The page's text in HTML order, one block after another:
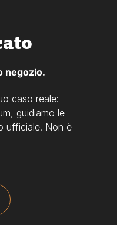
negozio.
caso reale:
guidiamo le
ufficiale. Non è